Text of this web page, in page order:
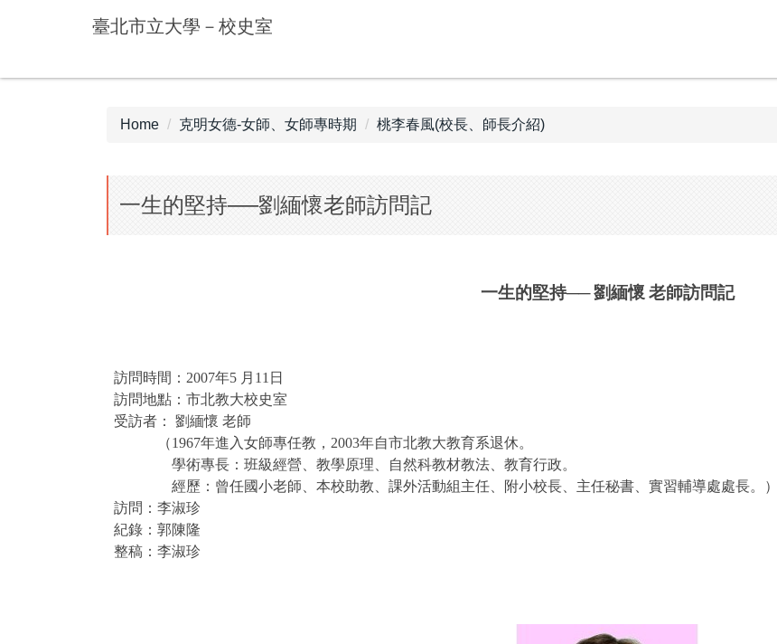
main
臺北市立大學－校史室
Home 克明女德-女師、女師專時期 桃李春風(校長、師長介紹)
一生的堅持──劉緬懷老師訪問記
一生的堅持── 劉緬懷 老師訪問記
訪問時間： 2007年5 月 11 日
訪問地點：市北教大校史室
受訪者：
劉緬懷 老師
（1967年進入女師專任教， 2003年自市北教大教育系退休。
學術專長：班級經營、教學原理、自然科教材教法、教育行政。
經歷：曾任國小老師、本校助教、課外活動組主任、附小校長、主任秘書、實習輔導處處長。）
訪問：李淑珍
紀錄：郭陳隆
整稿：李淑珍